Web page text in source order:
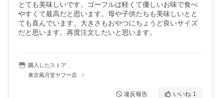
とても美味しいです。ゴーフルは軽くて優しいお味で食べ
やすくて最高だと思います。母や子供たちも美味しいとと
ても喜んでいます。大きさもおやつにちょうど良いサイズ
だと思います。再度注文したいと思います。
購入したストア
東京風月堂ヤフー店
違反報告 いいね 1